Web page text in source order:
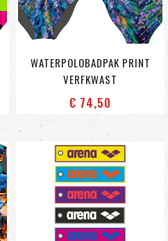
WATERPOLOBADPAK PRINT
VERFKWAST
€ 74,50